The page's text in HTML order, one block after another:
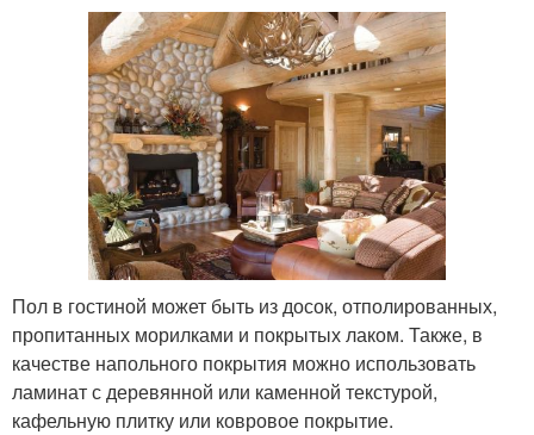
Пол в гостиной может быть из досок, отполированных,
пропитанных морилками и покрытых лаком. Также, в
качестве напольного покрытия можно использовать
ламинат с деревянной или каменной текстурой,
кафельную плитку или ковровое покрытие.